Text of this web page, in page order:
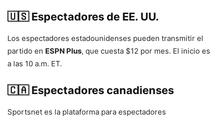
🇺🇸 Espectadores de EE. UU.
Los espectadores estadounidenses pueden transmitir el
partido en ESPN Plus, que cuesta $12 por mes. El inicio es
a las 10 a.m. ET.
🇨🇦 Espectadores canadienses
Sportsnet es la plataforma para espectadores